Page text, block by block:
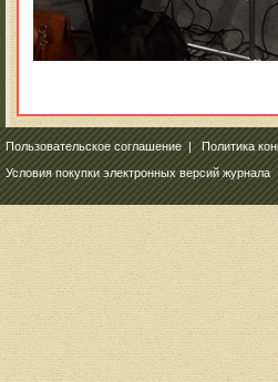
Пользовательское соглашение|Политика
Условия покупки электронных версий журнала